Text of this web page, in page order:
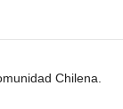
Chilena.